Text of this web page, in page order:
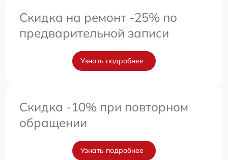
Скидка на ремонт -25% по
предварительной записи
Узнать подробнее
Скидка -10% при повторном
обращении
Узнать подробнее